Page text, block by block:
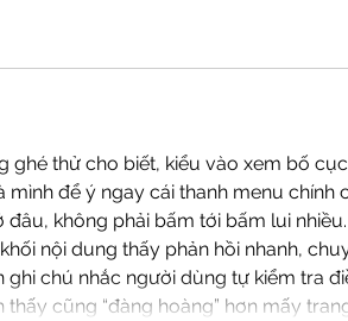
ghé thử cho biết, kiểu vào xem bố cục
để ý ngay cái thanh menu chính
không phải bấm tới bấm lui nhiều.
nội dung thấy phản hồi nhanh,
chú nhắc người dùng tự kiểm tra
cũng “đàng hoàng” hơn mấy